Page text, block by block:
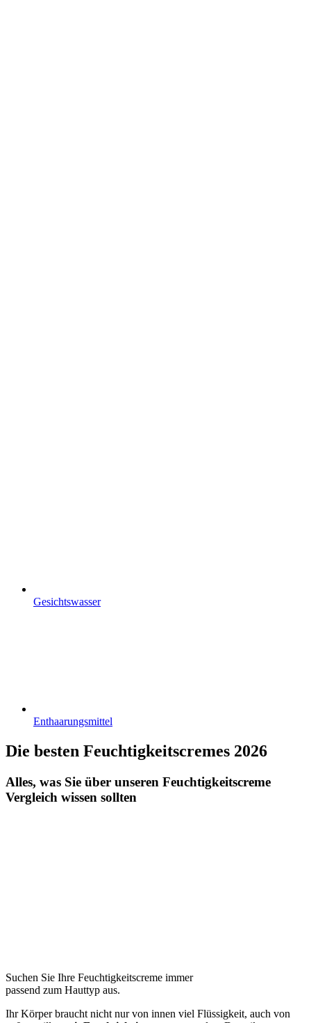
Gesichtswasser
Enthaarungsmittel
Die besten Feuchtigkeitscremes 2026
Alles, was Sie über unseren Feuchtigkeitscreme
Vergleich wissen sollten
Suchen Sie Ihre Feuchtigkeitscreme immer
passend zum Hauttyp aus.
Ihr Körper braucht nicht nur von innen viel Flüssigkeit, auch von